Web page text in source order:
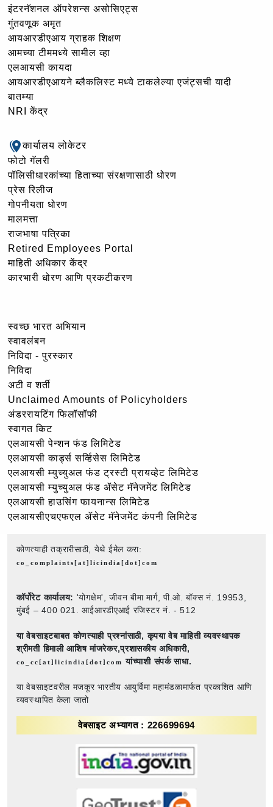
इंटरनॅशनल ऑपरेशन्स असोसिएट्स
गुंतवणूक अमृत
आयआरडीएआय ग्राहक शिक्षण
आमच्या टीममध्ये सामील व्हा
एलआयसी कायदा
आयआरडीएआयने ब्लैकलिस्ट मध्ये टाकलेल्या एजंट्सची यादी
बातम्या
NRI केंद्र
कार्यालय लोकेटर
फोटो गॅलरी
पॉलिसीधारकांच्या हिताच्या संरक्षणासाठी धोरण
प्रेस रिलीज
गोपनीयता धोरण
मालमत्ता
राजभाषा पत्रिका
Retired Employees Portal
माहिती अधिकार केंद्र
कारभारी धोरण आणि प्रकटीकरण
स्वच्छ भारत अभियान
स्वावलंबन
निविदा - पुरस्कार
निविदा
अटी व शर्ती
Unclaimed Amounts of Policyholders
अंडररायटिंग फिलॉसॉफी
स्वागत किट
एलआयसी पेन्शन फंड लिमिटेड
एलआयसी कार्ड्स सर्व्हिसेस लिमिटेड
एलआयसी म्युच्युअल फंड ट्रस्टी प्रायव्हेट लिमिटेड
एलआयसी म्युच्युअल फंड ॲसेट मॅनेजमेंट लिमिटेड
एलआयसी हाउसिंग फायनान्स लिमिटेड
एलआयसीएचएफएल ॲसेट मॅनेजमेंट कंपनी लिमिटेड
कोणत्याही तक्रारीसाठी, येथे ईमेल करा:
co_complaints[at]licindia[dot]com
कॉर्पोरेट कार्यालय: 'योगक्षेम', जीवन बीमा मार्ग, पी.ओ. बॉक्स नं. 19953,
मुंबई – 400 021. आईआरडीएआई रजिस्टर नं. - 512
या वेबसाइटबाबत कोणत्याही प्रश्नांसाठी, कृपया वेब माहिती व्यवस्थापक
श्रीमती हिमाली आशिष मांजरेकर,प्रशासकीय अधिकारी,
co_cc[at]licindia[dot]comयांच्याशी संपर्क साधा.
या वेबसाइटवरील मजकूर भारतीय आयुर्विमा महामंडळामार्फत प्रकाशित आणि
व्यवस्थापित केला जातो
वेबसाइट अभ्यागत : 226699694